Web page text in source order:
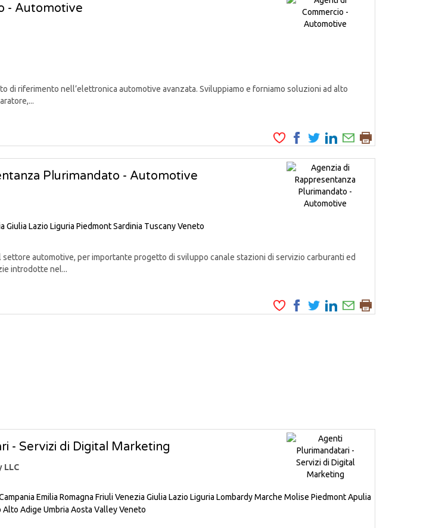
- Automotive
di riferimento nell’elettronica automotive avanzata. Sviluppiamo e forniamo soluzioni ad alto
Plurimandato - Automotive
Giulia Lazio Liguria PiedmontSardinia TuscanyVeneto
settore automotive, per importante progetto di sviluppo canale stazioni di servizio carburanti ed
introdotte nel...
- Servizi di Digital Marketing
LLC
Emilia Romagna Friuli Venezia Giulia Lazio Liguria LombardyMarche Molise PiedmontApulia
Alto Adige Umbria Aosta ValleyVeneto